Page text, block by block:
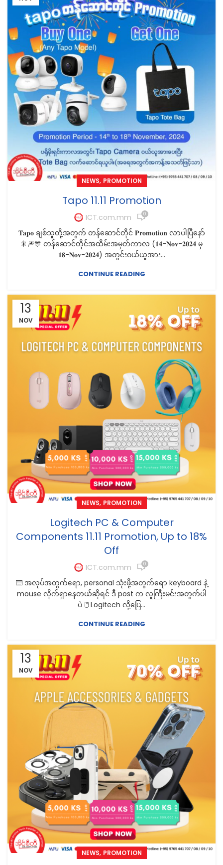
NEWS, PROMOTION
Tapo 11.11 Promotion
ICT.com.mm 0
𝐓𝐚𝐩𝐨 ချစ်သူတို့အတွက် တန်ဆောင်တိုင် 𝐏𝐫𝐨𝐦𝐨𝐭𝐢𝐨𝐧 လာပါပြီနော်
🎇🎆🎊 တန်ဆောင်တိုင်အထိမ်းအမှတ်ကာလ (𝟏𝟒-𝐍𝐨𝐯-𝟐𝟎𝟐𝟒 မှ
𝟏𝟖-𝐍𝐨𝐯-𝟐𝟎𝟐𝟒) အတွင်းဝယ်ယူအား...
CONTINUE READING
13
NOV
NEWS, PROMOTION
Logitech PC & Computer
Components 11.11 Promotion, Up to 18%
Off
ICT.com.mm 0
⌨️ အလုပ်အတွက်ရော, personal သုံးဖို့အတွက်ရော keyboard နဲ့
mouse လိုက်ရှာနေတယ်ဆိုရင် ဒီ post က လူကြီးမင်းအတွက်ပါ
ပဲ 🖱️ Logitech လို့ပြေ...
CONTINUE READING
13
NOV
NEWS, PROMOTION